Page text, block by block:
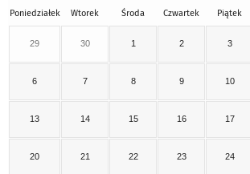
Poniedziałek Wtorek Środa Czwartek Piątek
29 30 1 2 3
6 7 8 9 10
13 14 15 16 17
20 21 22 23 24